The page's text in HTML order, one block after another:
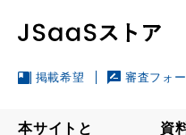
掲載希望 審査フォ
本サイトと
資